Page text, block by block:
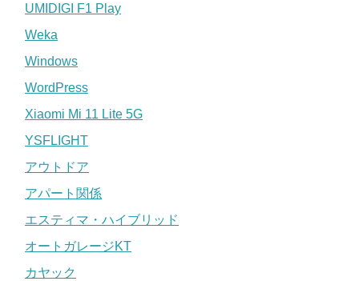
UMIDIGI F1 Play
Weka
Windows
WordPress
Xiaomi Mi 11 Lite 5G
YSFLIGHT
アウトドア
アパート関係
エスティマ・ハイブリッド
オートガレージKT
カヤック